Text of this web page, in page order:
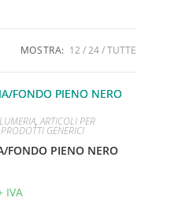
MOSTRA: 12 24 TUTTE
,ARTICOLI PER
PRODOTTI GENERICI
FONDO PIENO NERO
IVA